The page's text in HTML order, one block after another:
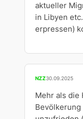
aktueller
in Libyen
erpressen)
NZZ30.09.2025
Mehr als die